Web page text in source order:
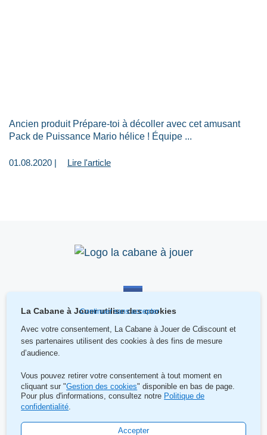
Ancien produit Prépare-toi à décoller avec cet amusant
Pack de Puissance Mario hélice ! Équipe ...
01.08.2020 | Lire l'article
Contact
Mentions légales et gestion de cookies
La Cabane à Jouer de Cdiscount ©2025
La Cabane à Jouer utilise des cookies
Avec votre consentement, La Cabane à Jouer de Cdiscountet
ses partenaires utilisent des cookies à des fins de mesure
d’audience.
Vous pouvez retirer votre consentement à tout moment en
cliquant sur "Gestion des cookies" disponible en bas de page.
Pour plus d'informations, consultez notre Politique de
confidentialité.
Continuer sans accepter
Accepter